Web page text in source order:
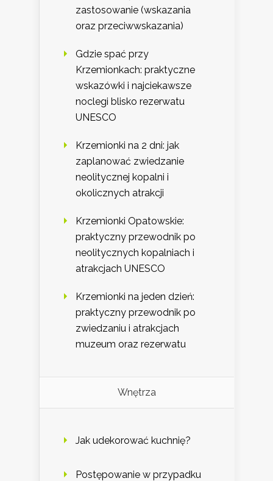
zastosowanie (wskazania
oraz przeciwwskazania)
Gdzie spać przy
Krzemionkach: praktyczne
wskazówki i najciekawsze
noclegi blisko rezerwatu
UNESCO
Krzemionki na 2 dni: jak
zaplanować zwiedzanie
neolitycznej kopalni i
okolicznych atrakcji
Krzemionki Opatowskie:
praktyczny przewodnik po
neolitycznych kopalniach i
atrakcjach UNESCO
Krzemionki na jeden dzień:
praktyczny przewodnik po
zwiedzaniu i atrakcjach
muzeum oraz rezerwatu
Wnętrza
Jak udekorować kuchnię?
Postępowanie w przypadku